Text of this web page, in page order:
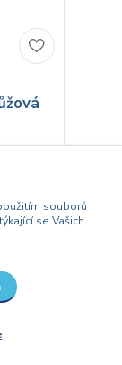
Kč
souborů
se Vašich
.